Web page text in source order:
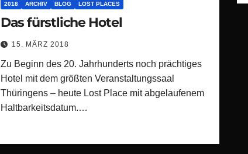
2018 ARCHIV BLOG LOST PLACES
Das fürstliche Hotel
15. MÄRZ 2018
Zu Beginn des 20. Jahrhunderts noch prächtiges
Hotel mit dem größten Veranstaltungssaal
Thüringens – heute Lost Place mit abgelaufenem
Haltbarkeitsdatum.…